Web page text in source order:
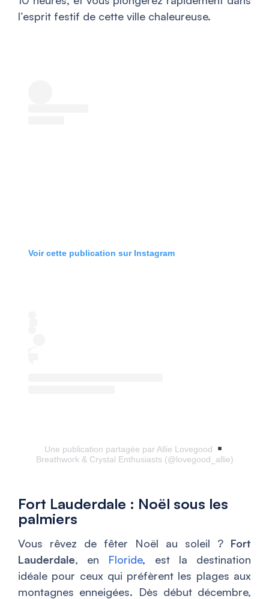
l’esprit festif de cette ville chaleureuse.
Voir cette publication sur Instagram
Une publication partagée par Allie Lovegood
Breathwork & Crystal Enthusiasts (@lovegood_allie)
Fort Lauderdale : Noël sous les
palmiers
Vous rêvez de fêter Noël au soleil ? Fort
Lauderdale, en Floride, est la destination
idéale pour ceux qui préfèrent les plages aux
montagnes enneigées. Dès début décembre,